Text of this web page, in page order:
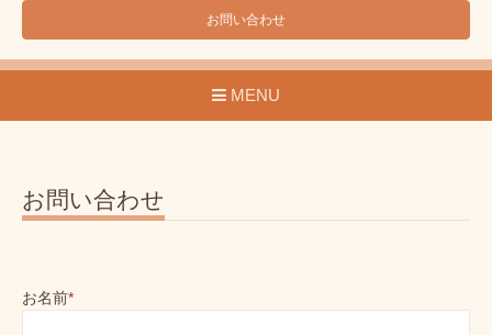
お問い合わせ
MENU
お問い合わせ
お名前*